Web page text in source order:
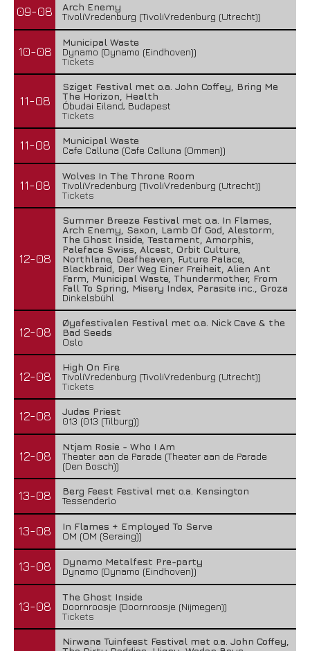
09-08
Arch Enemy
TivoliVredenburg (TivoliVredenburg (Utrecht))
10-08
Municipal Waste
Dynamo (Dynamo (Eindhoven))
Tickets
11-08
Sziget Festival met o.a. John Coffey, Bring Me
The Horizon, Health
Óbudai Eiland, Budapest
Tickets
11-08
Municipal Waste
Cafe Calluna (Cafe Calluna (Ommen))
11-08
Wolves In The Throne Room
TivoliVredenburg (TivoliVredenburg (Utrecht))
Tickets
12-08
Summer Breeze Festival met o.a. In Flames,
Arch Enemy, Saxon, Lamb Of God, Alestorm,
The Ghost Inside, Testament, Amorphis,
Paleface Swiss, Alcest, Orbit Culture,
Northlane, Deafheaven, Future Palace,
Blackbraid, Der Weg Einer Freiheit, Alien Ant
Farm, Municipal Waste, Thundermother, From
Fall To Spring, Misery Index, Parasite inc., Groza
Dinkelsbühl
12-08
Øyafestivalen Festival met o.a. Nick Cave & the
Bad Seeds
Oslo
12-08
High On Fire
TivoliVredenburg (TivoliVredenburg (Utrecht))
Tickets
12-08
Judas Priest
013 (013 (Tilburg))
12-08
Ntjam Rosie - Who I Am
Theater aan de Parade (Theater aan de Parade
(Den Bosch))
13-08
Berg Feest Festival met o.a. Kensington
Tessenderlo
13-08
In Flames + Employed To Serve
OM (OM (Seraing))
13-08
Dynamo Metalfest Pre-party
Dynamo (Dynamo (Eindhoven))
13-08
The Ghost Inside
Doornroosje (Doornroosje (Nijmegen))
Tickets
Nirwana Tuinfeest Festival met o.a. John Coffey,